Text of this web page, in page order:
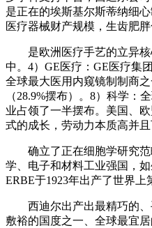
是正在的埃斯基尔斯蒂纳细
医疗器械财产规模，生齿肥
是欧洲医疗手艺的立异核心
中。4）GE医疗：GE医疗集
全球最大医用内窥镜制制商
（28.9%摆布）。8）科学
业占领了一半摆布。美国、
式的成长，劳动力本质高并
确立了正在细胞学研究范畴
学、电子和材料工业强国，
ERBE于1923年出产了世界
西迪尔出产出最精巧的、
敷裕的国度之一、全球最宜